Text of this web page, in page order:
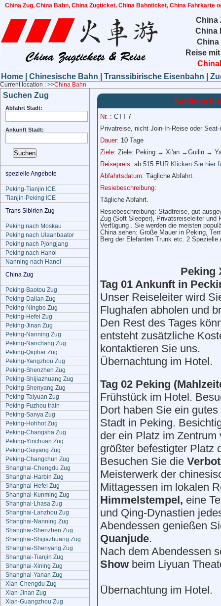
China Zug, China Bahn, China Zugticket, China Bahnticket, China Fahrkarte
China
China
China
Reise
Home
Chinesische Bahn Transsibirische Eisenbahn
Current location : >>China Bahn
Suchen Zug
Abfahrt Stadt:
Ankunft Stadt:
spezielle Angebote
Peking-Tianjin ICE
Tianjin-Peking ICE
Trans Sibirien Zug
Peking nach Moskau
Peking nach Ulaanbaator
Peking nach Pjöngjang
Peking nach Hanoi
Nanning nach Hanoi
China Zug
Peking-Baotou Zug
Peking-Dalian Zug
Peking-Ningbo Zug
Peking-Hefei Zug
Peking-Jinan Zug
Peking-Nanning Zug
Peking-Nanchang Zug
Peking-Qiqihar Zug
Peking-Yangzhou Zug
Peking-Shenzhen Zug
Peking-Shijiazhuang Zug
Peking-Shenyang Zug
Peking-Taiyuan Zug
Peking-Fuzhou train
Peking-Sanya Zug
Peking-Hohhot Zug
Peking-Changsha Zug
Peking-Yinchuan Zug
Peking-Guiyang Zug
Peking-Changchun Zug
Shanghai-Chengdu Zug
Shanghai-Harbin Zug
Shanghai-Hefei Zug
Shanghai-Kunming Zug
Shanghai-Lhasa Zug
Shanghai-Lanzhou Zug
Shanghai-Nanning Zug
Shanghai-Shenzhen Zug
Shanghai-Shijiazhuang Zug
Shanghai-Shenyang Zug
Shanghai-Tianjin Zug
Shanghai-Xining Zug
Shanghai-Yanan Zug
Xian-Chengdu Zug
Xian-Jinan Zug
Xian-Guangzhou Zug
Schönes
Nr. : CTT-7
Privatreise, nicht Join-In-Reise oder
Dauer: 10 Tage
Ziele: Ziele: Peking → Xi'an →Guilin →
Reisepreis: ab 515 EUR Klicken Sie hier
Abfahrtsdatum:
Tägliche Abfahrt.
Resiebeschreibung:
Tägliche Abfahrt.
Resiebeschreibung: Stadtreise, gut
Zug (Soft Sleeper), Privatsreiseleiter und
Verfügung . Sie werden die meisten
China sehen: Große Mauer in Peking,
Berg der Elefanten Trunk etc. 2 Spezielle
Peking
Tag 01 Ankunft in
Unser Reiseleiter wird
Flughafen abholen und
Den Rest des Tages
entsteht zusätzliche
kontaktieren Sie uns.
Übernachtung im Hotel.
Tag 02 Peking
Frühstück im Hotel.
Dort haben Sie ein
Stadt in Peking.
der ein Platz im
größter befestigter Platz
Besuchen Sie die
Meisterwerk der
Mittagessen im lokalen
Himmelstempel, eine
und Qing-Dynastien
Abendessen genießen
Quanjude.
Nach dem Abendessen
Show beim Liyuan
Übernachtung im Hotel.